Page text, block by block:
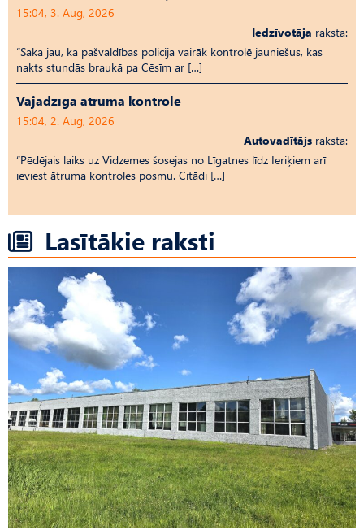
15:04, 3. Aug, 2026
Iedzīvotāja raksta:
“Saka jau, ka pašvaldības policija vairāk kontrolē jauniešus, kas
nakts stundās braukā pa Cēsīm ar […]
Vajadzīga ātruma kontrole
15:04, 2. Aug, 2026
Autovadītājs raksta:
“Pēdējais laiks uz Vid­ze­mes šosejas no Līgatnes līdz Ieriķiem arī
ieviest ātruma kontroles posmu. Citādi […]
Lasītākie raksti